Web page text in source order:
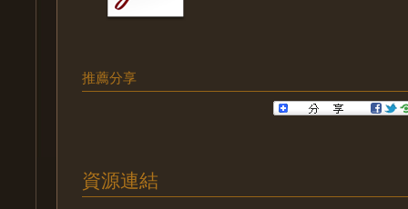
推薦分享
資源連結